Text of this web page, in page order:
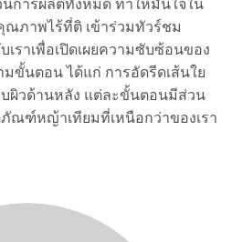
การผลิตทั้งหมด ทำให้มั่นใจใน
ภาพไร้ที่ติ เข้าร่วมทัวร์ชม
ราเพื่อเปิดเผยความซับซ้อนของ
ขั้นตอน ได้แก่ การอัดรีดเส้นใย
ผิวด้านหลัง แต่ละขั้นตอนมีส่วน
ณฑ์หญ้าเทียมที่เหนือกว่าของเรา